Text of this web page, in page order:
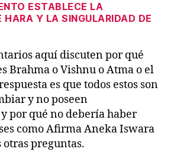
ESTABLECE LA
HARA Y LA SINGULARIDAD DE
aquí discuten por qué
Brahma o Vishnu o Atma o el
es que todos estos son
y no poseen
por qué no debería haber
como Afirma Aneka Iswara
otras preguntas.